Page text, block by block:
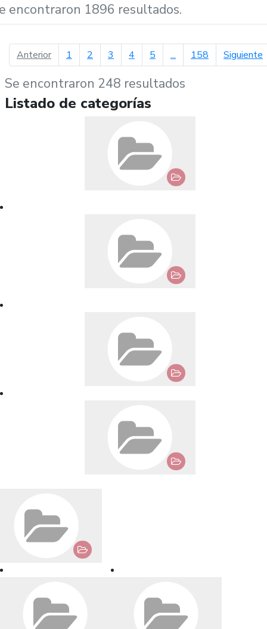
encontraron 1896 resultados.
Anteriorpágina anterior
1 2 3 4 5 ... 158 Siguiente
Se encontraron 248 resultados
Listado de categorías